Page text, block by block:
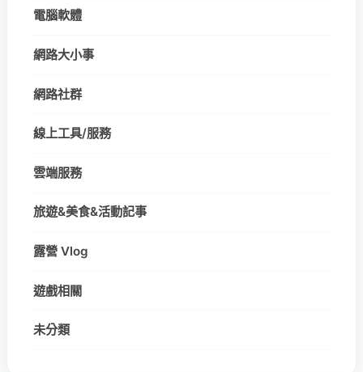
電腦軟體
網路大小事
網路社群
線上工具/服務
雲端服務
旅遊&美食&活動記事
露營 Vlog
遊戲相關
未分類